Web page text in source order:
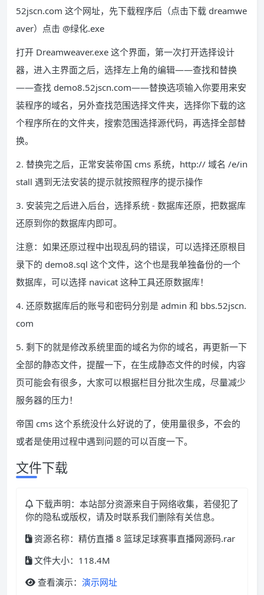
52jscn.com 这个网址，先下载程序后（点击下载 dreamwe
aver）点击 @绿化.exe
打开 Dreamweaver.exe 这个界面，第一次打开选择设计
器，进入主界面之后，选择左上角的编辑——查找和替换
——查找 demo8.52jscn.com——替换选项输入你要用来安
装程序的域名，另外查找范围选择文件夹，选择你下载的这
个程序所在的文件夹，搜索范围选择源代码，再选择全部替
换。
2. 替换完之后，正常安装帝国 cms 系统，http:// 域名 /e/in
stall 遇到无法安装的提示就按照程序的提示操作
3. 安装完之后进入后台，选择系统 - 数据库还原，把数据库
还原到你的数据库内即可。
注意：如果还原过程中出现乱码的错误，可以选择还原根目
录下的 demo8.sql 这个文件，这个也是我单独备份的一个
数据库，可以选择 navicat 这种工具还原数据库！
4. 还原数据库后的账号和密码分别是 admin 和 bbs.52jscn.
com
5. 剩下的就是修改系统里面的域名为你的域名，再更新一下
全部的静态文件，提醒一下，在生成静态文件的时候，内容
页可能会有很多，大家可以根据栏目分批次生成，尽量减少
服务器的压力！
帝国 cms 这个系统没什么好说的了，使用量很多，不会的
或者是使用过程中遇到问题的可以百度一下。
文件下载
下载声明：本站部分资源来自于网络收集，若侵犯了
你的隐私或版权，请及时联系我们删除有关信息。
资源名称：精仿直播 8 篮球足球赛事直播网源码.rar
文件大小：118.4M
查看演示： 演示网址